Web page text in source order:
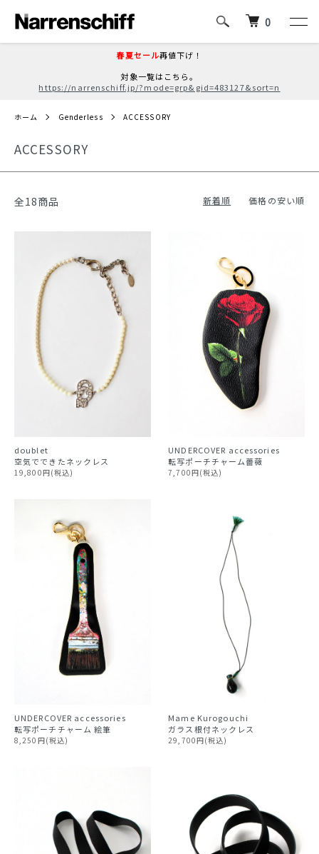
春夏セール再値下げ！
対象一覧はこちら。
https://narrenschiff.jp/?mode=grp&gid=483127&sort=n
0
ホーム Genderless ACCESSORY
ACCESSORY
全18商品 新着順 価格の安い順
doublet
空気でできたネックレス
19,800円(税込)
UNDERCOVER accessories
転写ポーチチャーム薔薇
7,700円(税込)
UNDERCOVER accessories
転写ポーチチャーム 絵筆
8,250円(税込)
Mame Kurogouchi
ガラス根付ネックレス
29,700円(税込)